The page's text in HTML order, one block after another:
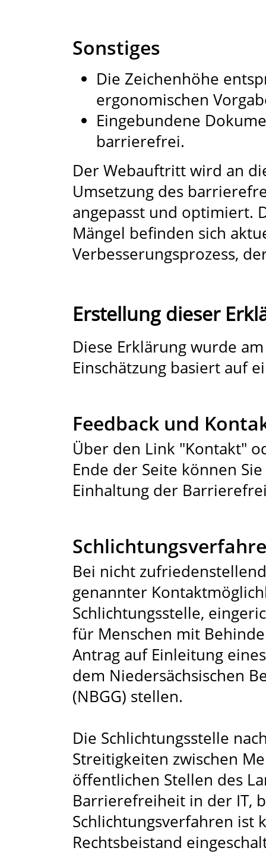
Sonstiges
Die Zeichenhöhe
ergonomischen
Eingebundene
barrierefrei.
Der Webauftritt wird an
Umsetzung des
angepasst und optimiert.
Mängel befinden sich
Verbesserungsprozess,
Erstellung dieser
Diese Erklärung wurde
Einschätzung basiert auf
Feedback und
Über den Link "Kontakt"
Ende der Seite können
Einhaltung der
Bei nicht
genannter
Schlichtungsstelle,
für Menschen mit
Antrag auf Einleitung
dem Niedersächsischen
(NBGG) stellen.
Die Schlichtungsstelle
Streitigkeiten zwischen
öffentlichen Stellen des
Barrierefreiheit in der IT,
Schlichtungsverfahren ist
Rechtsbeistand